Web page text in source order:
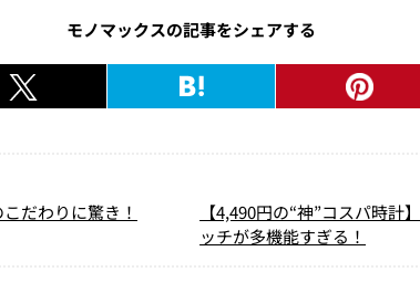
モノマックスの記事をシェアする
だわりに驚き！
【4,490円の“神”コスパ時計
ッチが多機能すぎる！